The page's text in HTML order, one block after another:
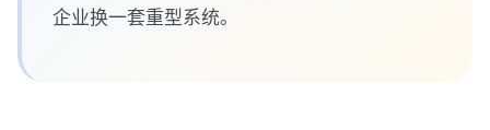
企业换一套重型系统。